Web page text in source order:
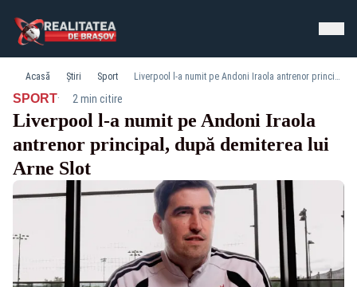
Acasă Știri Sport Liverpool l-a numit pe Andoni Iraola antrenor principal, după demiterea lui Arne Slot
SPORT· 2 min citire
Liverpool l-a numit pe Andoni Iraola
antrenor principal, după demiterea lui
Arne Slot